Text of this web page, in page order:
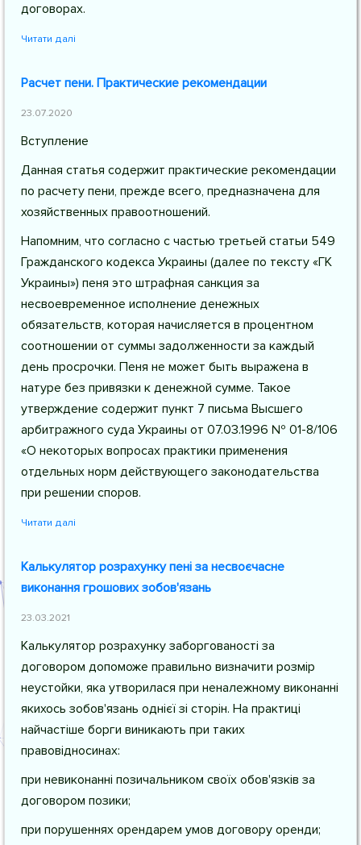
договорах.
Читати далі
Расчет пени. Практические рекомендации
23.07.2020
Вступление
Данная статья содержит практические рекомендации
по расчету пени, прежде всего, предназначена для
хозяйственных правоотношений.
Напомним, что согласно с частью третьей статьи 549
Гражданского кодекса Украины (далее по тексту «ГК
Украины») пеня это штрафная санкция за
несвоевременное исполнение денежных
обязательств, которая начисляется в процентном
соотношении от суммы задолженности за каждый
день просрочки. Пеня не может быть выражена в
натуре без привязки к денежной сумме. Такое
утверждение содержит пункт 7 письма Высшего
арбитражного суда Украины от 07.03.1996 № 01-8/106
«О некоторых вопросах практики применения
отдельных норм действующего законодательства
при решении споров.
Читати далі
Калькулятор розрахунку пені за несвоєчасне
виконання грошових зобов'язань
23.03.2021
Калькулятор розрахунку заборгованості за
договором допоможе правильно визначити розмір
неустойки, яка утворилася при неналежному виконанні
якихось зобов'язань однієї зі сторін. На практиці
найчастіше борги виникають при таких
правовідносинах:
при невиконанні позичальником своїх обов'язків за
договором позики;
при порушеннях орендарем умов договору оренди;